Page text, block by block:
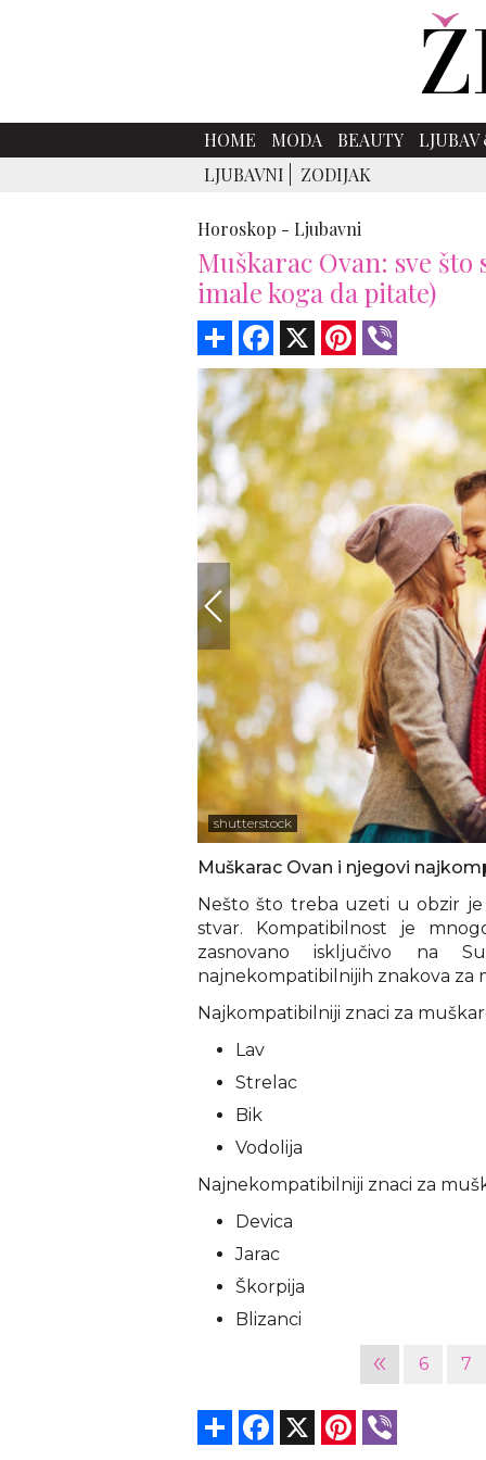
HOME MODA BEAUTY
LJUBAVNI
ZODIJAK
Horoskop - Ljubavni
Muškarac Ovan: sve što
imale koga da pitate)
Share Facebook Pinterest
shutterstock
Muškarac Ovan i njegovi
Nešto što treba uzeti u obzir
stvar. Kompatibilnost je
zasnovano isključivo na
najnekompatibilnijih znakova za
Najkompatibilniji znaci za
Lav
Strelac
Bik
Vodolija
Najnekompatibilniji znaci za
Devica
Jarac
Škorpija
Blizanci
« 6 7
Share Facebook Pinterest